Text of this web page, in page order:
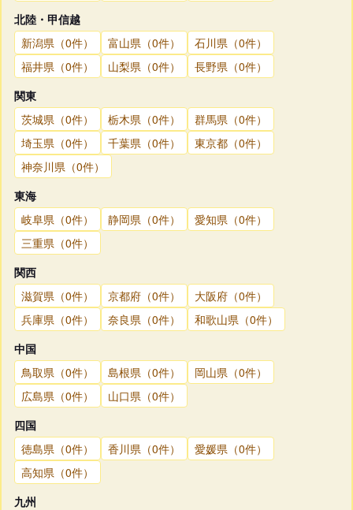
北陸・甲信越
新潟県（0件）
富山県（0件）
石川県（0件）
福井県（0件）
山梨県（0件）
長野県（0件）
関東
茨城県（0件）
栃木県（0件）
群馬県（0件）
埼玉県（0件）
千葉県（0件）
東京都（0件）
神奈川県（0件）
東海
岐阜県（0件）
静岡県（0件）
愛知県（0件）
三重県（0件）
関西
滋賀県（0件）
京都府（0件）
大阪府（0件）
兵庫県（0件）
奈良県（0件）
和歌山県（0件）
中国
鳥取県（0件）
島根県（0件）
岡山県（0件）
広島県（0件）
山口県（0件）
四国
徳島県（0件）
香川県（0件）
愛媛県（0件）
高知県（0件）
九州